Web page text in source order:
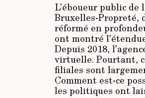
L’éboueur public de
Bruxelles-Propreté,
réformé en
ont montré
Depuis 2018,
virtuelle. Pourtant,
filiales sont
Comment est-ce
les politiques ont